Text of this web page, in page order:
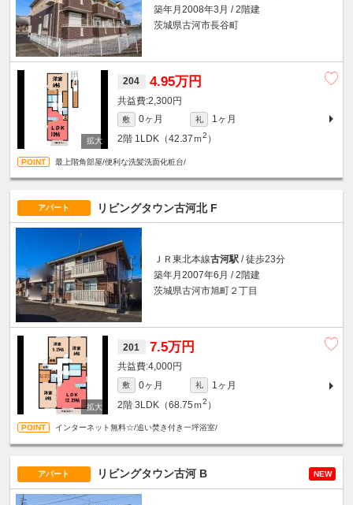
築年月2008年3月 / 2階建
茨城県古河市長谷町
204 4.95万円
2,300円
敷 0ヶ月 礼
1ヶ月
2階 1LDK（42.37ｍ2 ）
最上階角部屋/便利な洗髪洗面化粧台/
アパート リビングタウン古河北 F
ＪＲ東北本線古河駅 / 徒歩23分
築年月2007年6月 / 2階建
茨城県古河市旭町２丁目
201 7.5万円
4,000円
敷 0ヶ月 礼
1ヶ月
2階 3LDK（68.75ｍ2 ）
インターネット無料☆/追い焚き付き一坪浴室/
アパート リビングタウン古河 B NEW